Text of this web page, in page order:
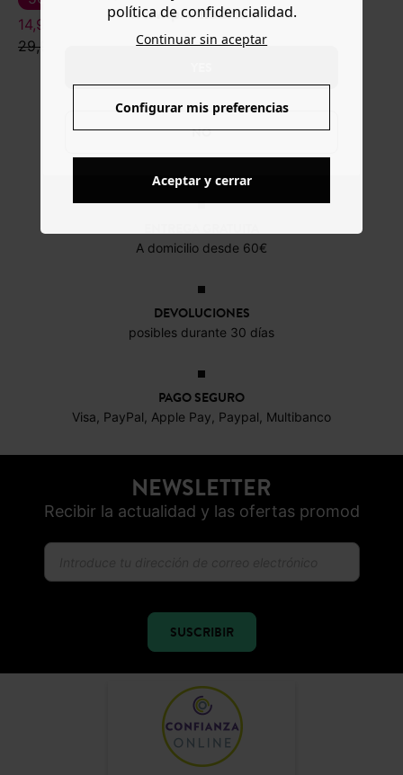
www.promod.com ?
NO
14,99 €
29,99 €
49,99 €
A domicilio desde 60€
DEVOLUCIONES
posibles durante 30 días
PAGO SEGURO
Visa, PayPal, Apple Pay, Paypal, Multibanco
NEWSLETTER
Recibir la actualidad y las ofertas promod
SUSCRIBIR
política de confidencialidad.
Continuar sin aceptar
Configurar mis preferencias
Aceptar y cerrar